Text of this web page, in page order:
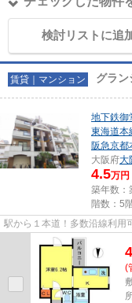
検討リストに追
賃貸｜マンション グラン
地下鉄御
東海道本
阪急京都
大阪府大
4.5万円
築年数：
階数：5
駅から１本道！多数沿線利用
(